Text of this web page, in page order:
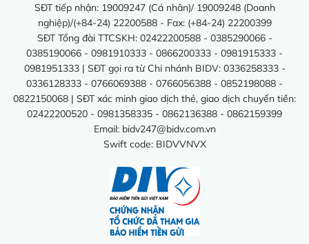
SĐT tiếp nhận: 19009247 (Cá nhân)/ 19009248 (Doanh
nghiệp)/(+84-24) 22200588 - Fax: (+84-24) 22200399
SĐT Tổng đài TTCSKH: 02422200588 - 0385290066 -
0385190066 - 0981910333 - 0866200333 - 0981915333 -
0981951333 | SĐT gọi ra từ Chi nhánh BIDV: 0336258333 -
0336128333 - 0766069388 - 0766056388 - 0852198088 -
0822150068 | SĐT xác minh giao dịch thẻ, giao dịch chuyển tiền:
02422200520 - 0981358335 - 0862136388 - 0862159399
Email: bidv247@bidv.com.vn
Swift code: BIDVVNVX